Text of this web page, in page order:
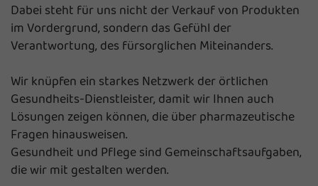
Dabei steht für uns nicht der Verkauf von Produkten
im Vordergrund, sondern das Gefühl der
Verantwortung, des fürsorglichen Miteinanders.
Wir knüpfen ein starkes Netzwerk der örtlichen
Gesundheits-Dienstleister, damit wir Ihnen auch
Lösungen zeigen können, die über pharmazeutische
Fragen hinausweisen.
Gesundheit und Pflege sind Gemeinschaftsaufgaben,
die wir mit gestalten werden.